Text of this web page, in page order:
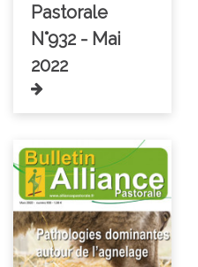
Pastorale
N°932 - Mai
2022